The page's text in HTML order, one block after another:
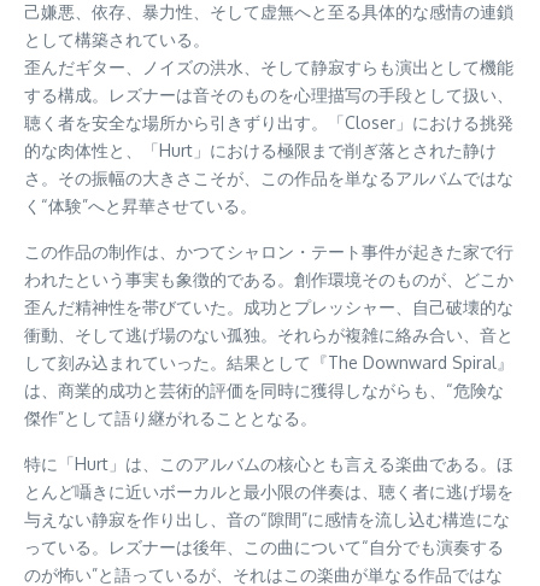
己嫌悪、依存、暴力性、そして虚無へと至る具体的な感情の連鎖
として構築されている。
歪んだギター、ノイズの洪水、そして静寂すらも演出として機能
する構成。レズナーは音そのものを心理描写の手段として扱い、
聴く者を安全な場所から引きずり出す。「Closer」における挑発
的な肉体性と、「Hurt」における極限まで削ぎ落とされた静け
さ。その振幅の大きさこそが、この作品を単なるアルバムではな
く“体験”へと昇華させている。
この作品の制作は、かつてシャロン・テート事件が起きた家で行
われたという事実も象徴的である。創作環境そのものが、どこか
歪んだ精神性を帯びていた。成功とプレッシャー、自己破壊的な
衝動、そして逃げ場のない孤独。それらが複雑に絡み合い、音と
して刻み込まれていった。結果として『The Downward Spiral』
は、商業的成功と芸術的評価を同時に獲得しながらも、“危険な
傑作”として語り継がれることとなる。
特に「Hurt」は、このアルバムの核心とも言える楽曲である。ほ
とんど囁きに近いボーカルと最小限の伴奏は、聴く者に逃げ場を
与えない静寂を作り出し、音の“隙間”に感情を流し込む構造にな
っている。レズナーは後年、この曲について“自分でも演奏する
のが怖い”と語っているが、それはこの楽曲が単なる作品ではな